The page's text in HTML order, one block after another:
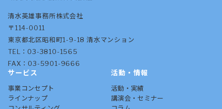
清水英雄事務所株式会社
〒114-0011
東京都北区昭和町1-9-18 清水マンション
TEL：03-3810-1565
FAX：03-5901-9666
サービス
事業コンセプト
ラインナップ
活動・情報
活動・実績
講演会・セミナー